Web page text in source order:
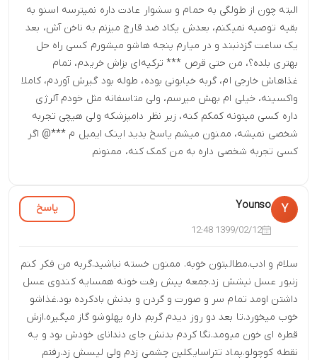
البته چون از طولگی به حمام و سشوار عادت داره نمیترسه اسنو به
بقیه توصیه نمیکنم، بعدش پکاد ضد قارچ میزنم به ناخن آش، بعد
یک ساعت گزدنبند و در میارم پنجه هاشو میشورم کسی راه حل
بهتری بلده؟، من حتی قرص *** ترکیه‌ای بزاش خریدم، تمام
غذاهاش خارجی ام، گربه خیابونی بوده، طوله بود گیرش آوردم، کاملا
واکسینه، خیلی ام بهش میرسم، ولی متاسفانه مثل خودم آلرژی
داره کسی میتونه کمکم کنه، زیر نظر دامپزشکه ولی هیچی تجربه
شخصی نمیشه، ممنون میشم پاسخ بدید اینک ایمیل م ***@ اگر
کسی تجربه شخصی داره به من کمک کنه، ممنونم
Y
Younso پاسخ
1399/02/12 12:48
سلام و ادب.مطالبتون خوبه. ممنون خسته نباشید.گربه من فکر کنم
زنبور عسل نیشش زد.جمعه پیش رفت خونه همسایه کندوی عسل
داشتن اومد تمام سر و صورت و گردن و بدنش بادکرده بود.غذاشو
خوب میخورد.تا بعد دو روز دیدم گربم داره پهلوشو گاز میگیره.ازش
قطره ای خون میومد.نگا کردم بدنش جای دندانای خودش بود و یه
نقطه کوچولو.پماد تتراسایکلین چشمی زدم ولی لیسش زد.رفتم